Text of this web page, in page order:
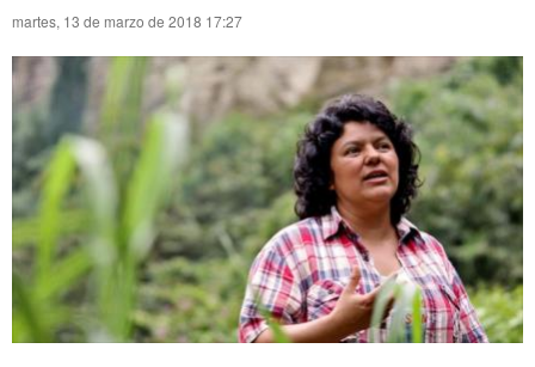
martes, 13 de marzo de 2018 17:27